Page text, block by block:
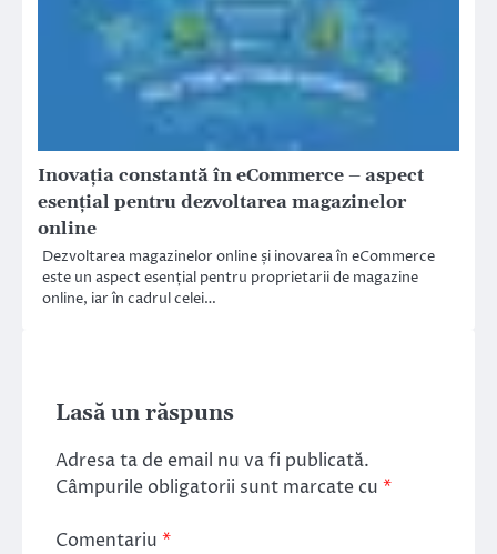
Inovația constantă în eCommerce – aspect
esențial pentru dezvoltarea magazinelor
online
Dezvoltarea magazinelor online și inovarea în eCommerce
este un aspect esențial pentru proprietarii de magazine
online, iar în cadrul celei…
Lasă un răspuns
Adresa ta de email nu va fi publicată.
Câmpurile obligatorii sunt marcate cu *
Comentariu *